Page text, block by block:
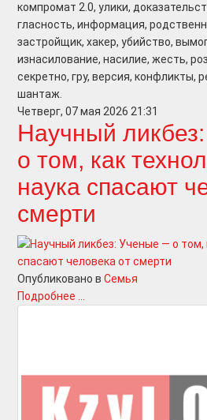
компромат 2.0, улики,
гласность, информация,
застройщик, хакер, убийство,
изнасилование, насилие, жесть,
секретно, гру, версия, конфликты,
шантаж.
Четверг, 07 мая 2026 21:31
Научный
о том, как
наука спасают
смерти
Опубликовано в Семья
Подробнее ...